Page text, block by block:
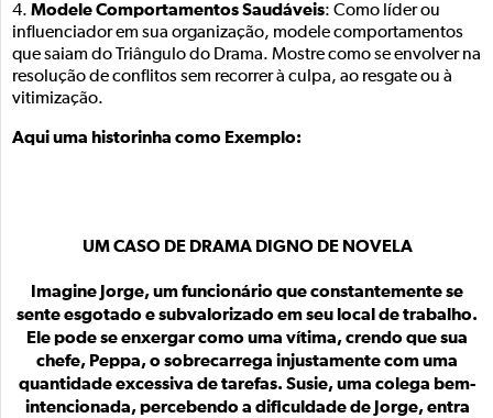
4. Modele Comportamentos Saudáveis: Como líder ou
influenciador em sua organização, modele comportamentos
que saiam do Triângulo do Drama. Mostre como se envolver na
resolução de conflitos sem recorrer à culpa, ao resgate ou à
vitimização.
Aqui uma historinha como Exemplo:
UM CASO DE DRAMA DIGNO DE NOVELA
Imagine Jorge, um funcionário que constantemente se
sente esgotado e subvalorizado em seu local de trabalho.
Ele pode se enxergar como uma vítima, crendo que sua
chefe, Peppa, o sobrecarrega injustamente com uma
quantidade excessiva de tarefas. Susie, uma colega bem-
intencionada, percebendo a dificuldade de Jorge, entra